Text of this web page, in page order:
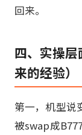
回来。
四、实操
来的经验）
第一，机型说
被swap成